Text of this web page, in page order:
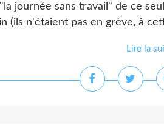
journée sans travail" de ce
(ils n'étaient pas en grève, à
Lire la